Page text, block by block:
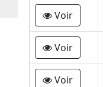
Voir
Voir
Voir